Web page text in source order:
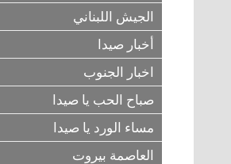
الجيش اللبناني
أخبار صيدا
اخبار الجنوب
صباح الحب يا صيدا
مساء الورد يا صيدا
العاصمة بيروت